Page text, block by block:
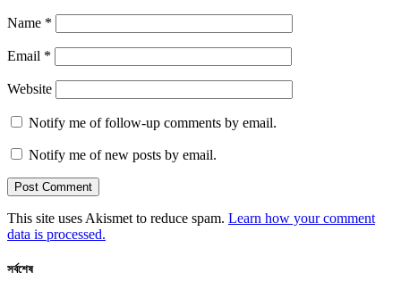
Name *
Email *
Website
Notify me of follow-up comments by email.
Notify me of new posts by email.
This site uses Akismet to reduce spam. Learn how your comment
data is processed.
সর্বশেষ